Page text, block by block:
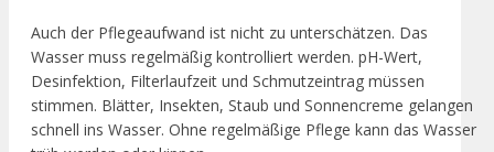
Auch der Pflegeaufwand ist nicht zu unterschätzen. Das
Wasser muss regelmäßig kontrolliert werden. pH-Wert,
Desinfektion, Filterlaufzeit und Schmutzeintrag müssen
stimmen. Blätter, Insekten, Staub und Sonnencreme gelangen
schnell ins Wasser. Ohne regelmäßige Pflege kann das Wasser